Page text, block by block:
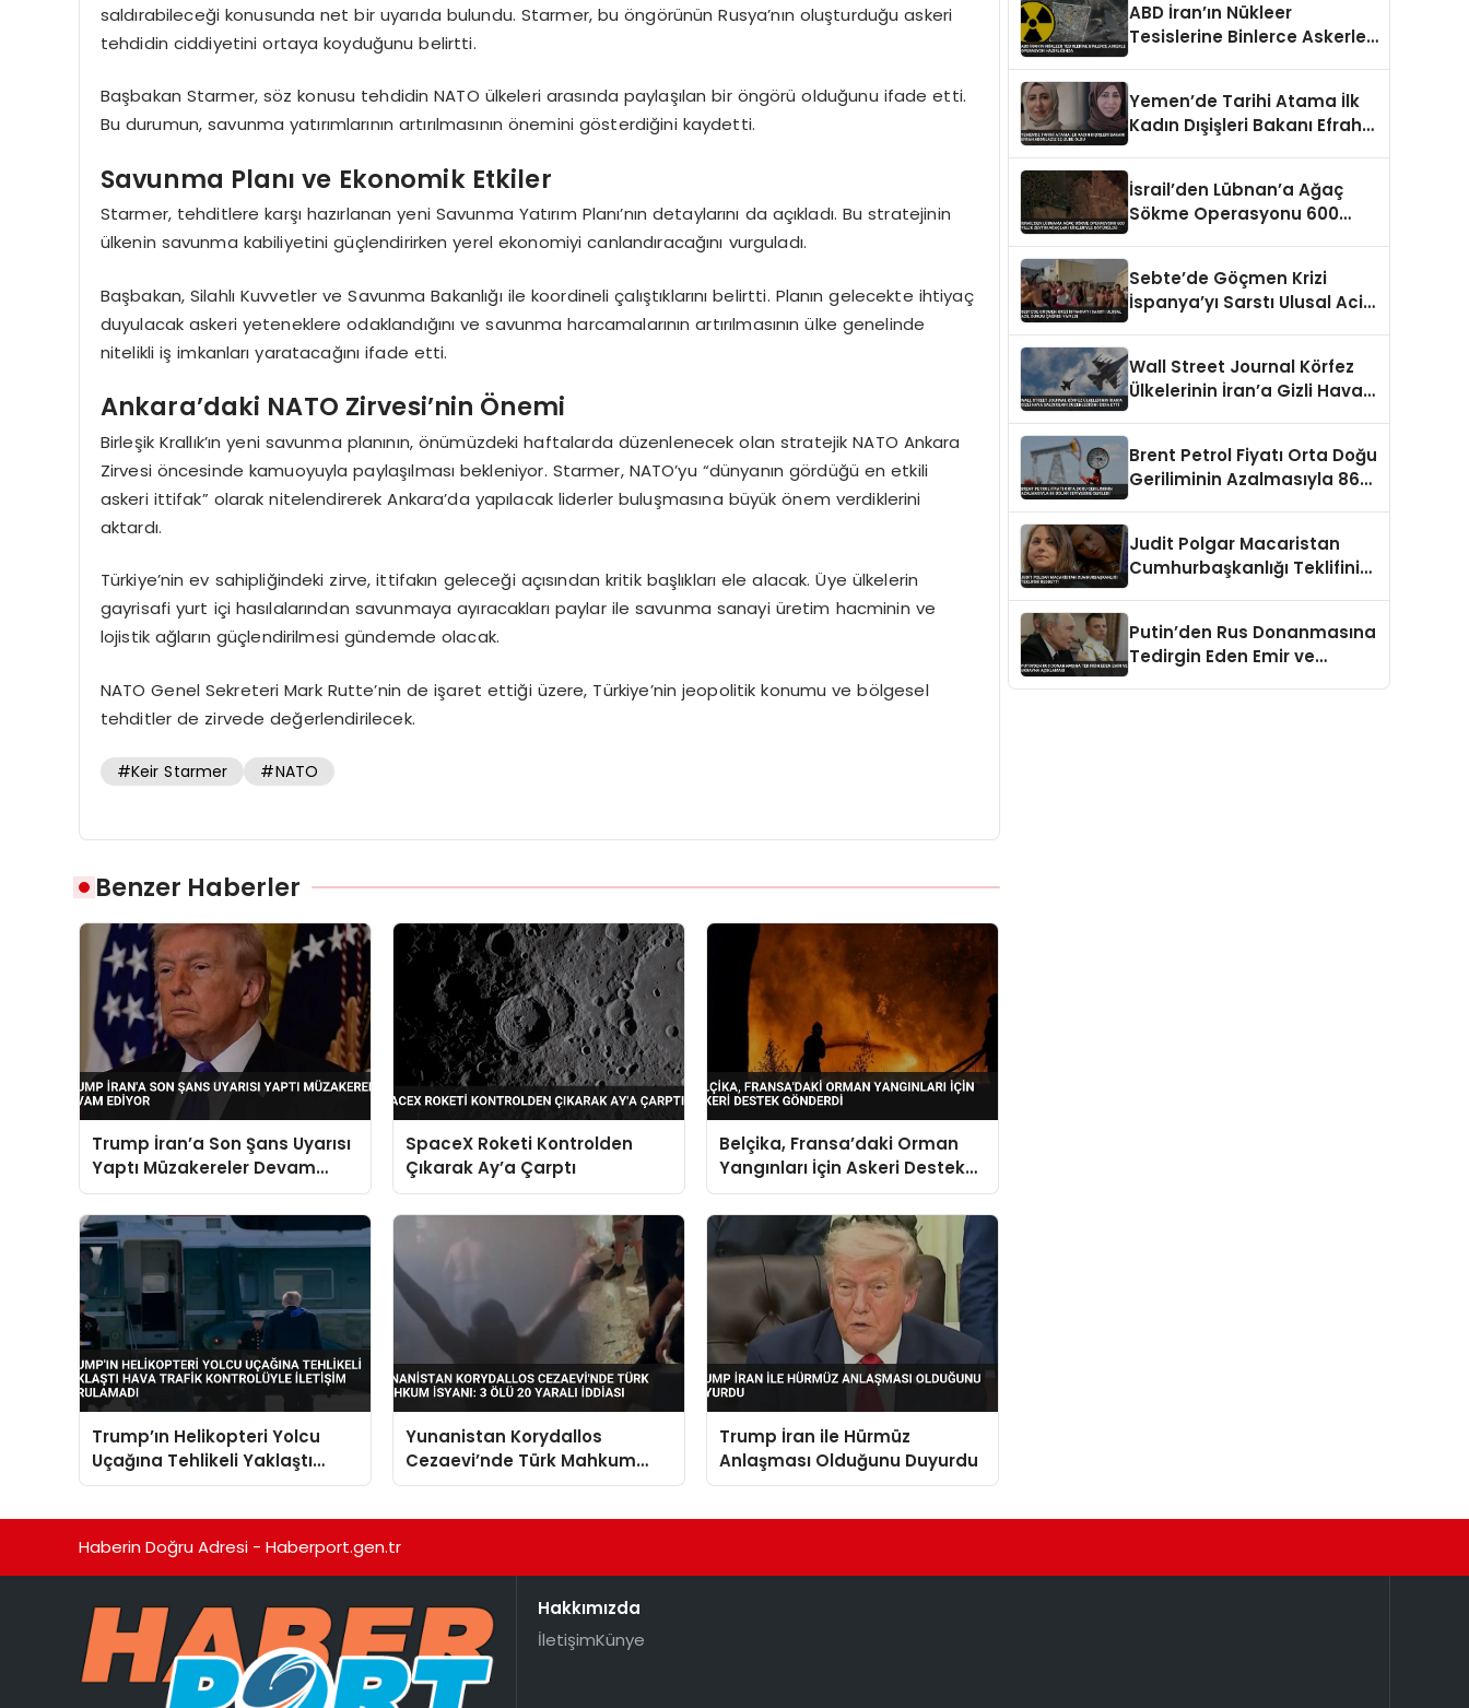
saldırabileceği konusunda net bir uyarıda bulundu. Starmer, bu öngörünün Rusya’nın oluşturduğu askeri
tehdidin ciddiyetini ortaya koyduğunu belirtti.
Başbakan Starmer, söz konusu tehdidin NATO ülkeleri arasında paylaşılan bir öngörü olduğunu ifade etti.
Bu durumun, savunma yatırımlarının artırılmasının önemini gösterdiğini kaydetti.
Savunma Planı ve Ekonomik Etkiler
Starmer, tehditlere karşı hazırlanan yeni Savunma Yatırım Planı’nın detaylarını da açıkladı. Bu stratejinin
ülkenin savunma kabiliyetini güçlendirirken yerel ekonomiyi canlandıracağını vurguladı.
Başbakan, Silahlı Kuvvetler ve Savunma Bakanlığı ile koordineli çalıştıklarını belirtti. Planın gelecekte ihtiyaç
duyulacak askeri yeteneklere odaklandığını ve savunma harcamalarının artırılmasının ülke genelinde
nitelikli iş imkanları yaratacağını ifade etti.
Ankara’daki NATO Zirvesi’nin Önemi
Birleşik Krallık’ın yeni savunma planının, önümüzdeki haftalarda düzenlenecek olan stratejik NATO Ankara
Zirvesi öncesinde kamuoyuyla paylaşılması bekleniyor. Starmer, NATO’yu “dünyanın gördüğü en etkili
askeri ittifak” olarak nitelendirerek Ankara’da yapılacak liderler buluşmasına büyük önem verdiklerini
aktardı.
Türkiye’nin ev sahipliğindeki zirve, ittifakın geleceği açısından kritik başlıkları ele alacak. Üye ülkelerin
gayrisafi yurt içi hasılalarından savunmaya ayıracakları paylar ile savunma sanayi üretim hacminin ve
lojistik ağların güçlendirilmesi gündemde olacak.
NATO Genel Sekreteri Mark Rutte’nin de işaret ettiği üzere, Türkiye’nin jeopolitik konumu ve bölgesel
tehditler de zirvede değerlendirilecek.
#Keir Starmer #NATO
Benzer Haberler
Trump İran’a Son Şans Uyarısı
Yaptı Müzakereler Devam
Ediyor
SpaceX Roketi Kontrolden
Çıkarak Ay’a Çarptı
Belçika, Fransa’daki Orman
Yangınları İçin Askeri Destek
Gönderdi
Trump’ın Helikopteri Yolcu
Uçağına Tehlikeli Yaklaştı
Hava Trafik Kontrolüyle
Yunanistan Korydallos
Cezaevi’nde Türk Mahkum
İsyanı: 3 Ölü 20 Yaralı İddiası
Trump İran ile Hürmüz
Anlaşması Olduğunu Duyurdu
ABD İran’ın Nükleer
Tesislerine Binlerce Askerle
Yemen’de Tarihi Atama İlk
Kadın Dışişleri Bakanı Efrah
İsrail’den Lübnan’a Ağaç
Sökme Operasyonu 600
Sebte’de Göçmen Krizi
İspanya’yı Sarstı Ulusal Acil
Wall Street Journal Körfez
Ülkelerinin İran’a Gizli Hava
Brent Petrol Fiyatı Orta Doğu
Geriliminin Azalmasıyla 86
Judit Polgar Macaristan
Cumhurbaşkanlığı Teklifini
Putin’den Rus Donanmasına
Tedirgin Eden Emir ve
Haberin Doğru Adresi - Haberport.gen.tr
Hakkımızda
İletişimKünye